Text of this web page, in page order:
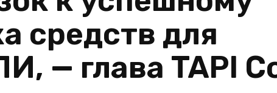
l k
m
средств для
— глава TAPI